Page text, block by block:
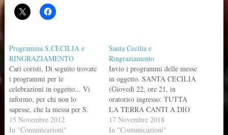
Programma S.CECILIA e
RINGRAZIAMENTO
Cari coristi, Di seguito trovate
i programmi per le
celebrazioni in oggetto... Vi
informo, per chi non lo
sapesse, che la messa per S.
Cecilia sarà celebrata, anche
quest'anno, da don Graziano
15 Novembre 2012
In "Comunicazioni"
Santa Cecilia e
Ringraziamento
Invio i programmi delle messe
in oggetto. SANTA CECILIA
(Giovedì 22, ore 21, in
oratorio) ingresso: TUTTA
LA TERRA CANTI A DIO
Alleluia: gregoriano
Offertorio: QUESTE TRE
17 Novembre 2018
In "Comunicazioni"